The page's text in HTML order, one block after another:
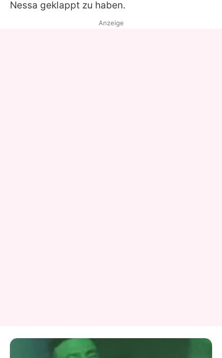
Nessa geklappt zu haben.
Anzeige